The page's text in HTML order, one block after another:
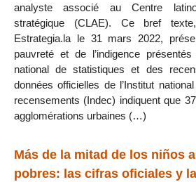
analyste associé au Centre latino-
stratégique (CLAE). Ce bref
Estrategia.la le 31 mars 2022,
pauvreté et de l’indigence
national de statistiques et des
données officielles de l’Institut
recensements (Indec) indiquent que
agglomérations urbaines (…)
Más de la mitad de los niños
pobres: las cifras oficiales y